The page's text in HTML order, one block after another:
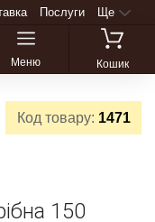
Послуги Ще
Меню Кошик
Код товару: 1471
150